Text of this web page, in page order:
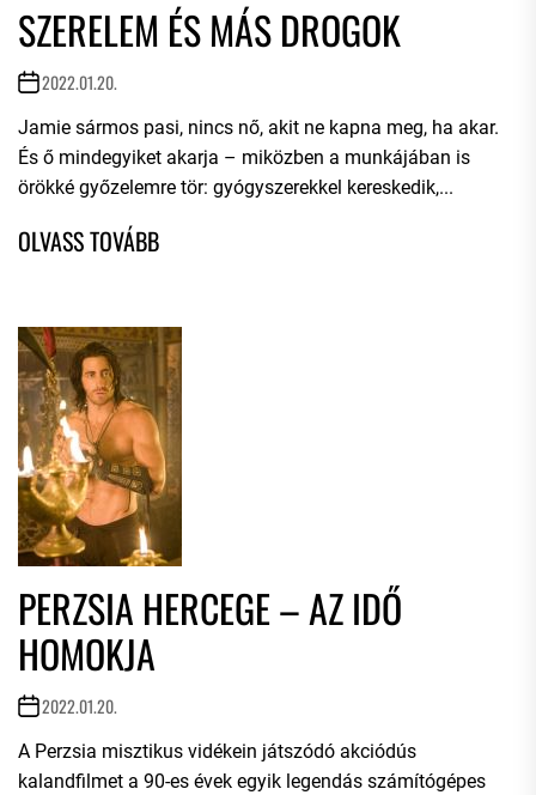
SZERELEM ÉS MÁS DROGOK
2022.01.20.
Jamie sármos pasi, nincs nő, akit ne kapna meg, ha akar.
És ő mindegyiket akarja – miközben a munkájában is
örökké győzelemre tör: gyógyszerekkel kereskedik,...
PERZSIA HERCEGE – AZ IDŐ
HOMOKJA
2022.01.20.
A Perzsia misztikus vidékein játszódó akciódús
kalandfilmet a 90-es évek egyik legendás számítógépes